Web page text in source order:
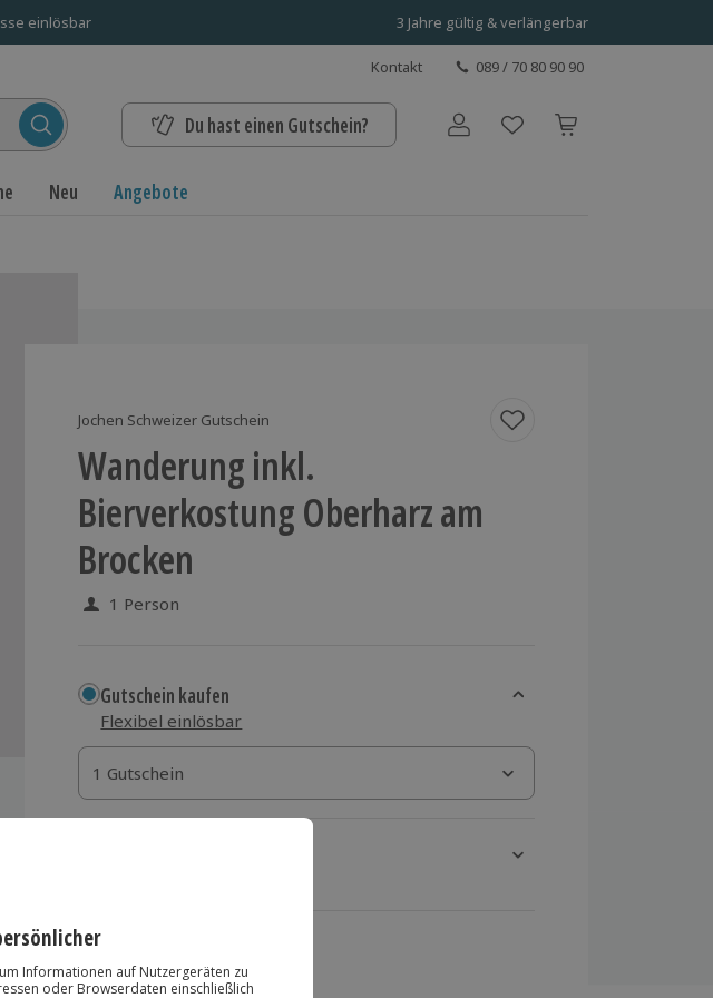
einlösbar 3 Jahre gültig & verlängerbar
Kontakt 089 / 70 80 90 90
Du hast einen Gutschein? Benutzerkonto
Neu Angebote
Jochen Schweizer Gutschein
Wanderung inkl.
Bierverkostung Oberharz am
Brocken
1 Person
Gutschein kaufen
Flexibel einlösbar
1 Gutschein
1 Gutschein
1 Gutschein
99,90 €